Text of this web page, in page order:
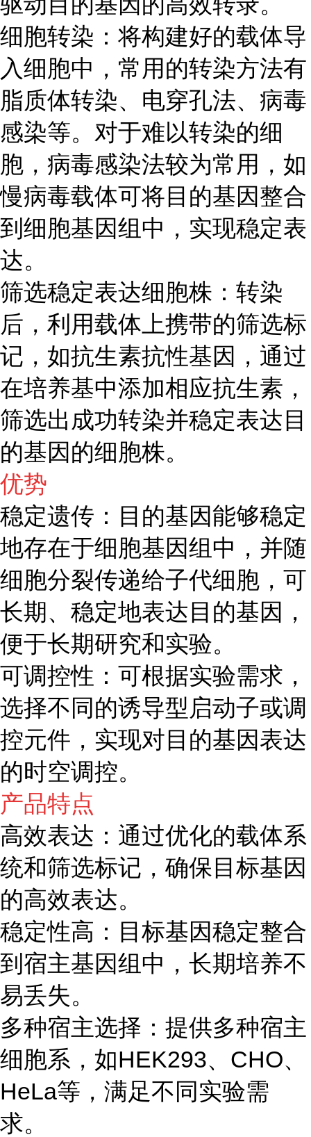
细胞转染：将构建好的载体导
入细胞中，常用的转染方法有
脂质体转染、电穿孔法、病毒
感染等。对于难以转染的细
胞，病毒感染法较为常用，如
慢病毒载体可将目的基因整合
到细胞基因组中，实现稳定表
达。
筛选稳定表达细胞株：转染
后，利用载体上携带的筛选标
记，如抗生素抗性基因，通过
在培养基中添加相应抗生素，
筛选出成功转染并稳定表达目
的基因的细胞株。
优势
稳定遗传：目的基因能够稳定
地存在于细胞基因组中，并随
细胞分裂传递给子代细胞，可
长期、稳定地表达目的基因，
便于长期研究和实验。
可调控性：可根据实验需求，
选择不同的诱导型启动子或调
控元件，实现对目的基因表达
的时空调控。
产品特点
高效表达：通过优化的载体系
统和筛选标记，确保目标基因
的高效表达。
稳定性高：目标基因稳定整合
到宿主基因组中，长期培养不
易丢失。
多种宿主选择：提供多种宿主
细胞系，如HEK293、CHO、
HeLa等，满足不同实验需
求。